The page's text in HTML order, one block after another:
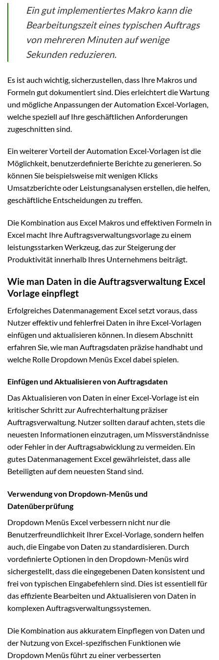
Ein gut implementiertes Makro kann die
Bearbeitungszeit eines typischen Auftrags
von mehreren Minuten auf wenige
Sekunden reduzieren.
Es ist auch wichtig, sicherzustellen, dass Ihre Makros und
Formeln gut dokumentiert sind. Dies erleichtert die Wartung
und mögliche Anpassungen der Automation Excel-Vorlagen,
welche speziell auf Ihre geschäftlichen Anforderungen
zugeschnitten sind.
Ein weiterer Vorteil der Automation Excel-Vorlagen ist die
Möglichkeit, benutzerdefinierte Berichte zu generieren. So
können Sie beispielsweise mit wenigen Klicks
Umsatzberichte oder Leistungsanalysen erstellen, die helfen,
geschäftliche Entscheidungen zu treffen.
Die Kombination aus Excel Makros und effektiven Formeln in
Excel macht Ihre Auftragsverwaltungsvorlage zu einem
leistungsstarken Werkzeug, das zur Steigerung der
Produktivität innerhalb Ihres Unternehmens beiträgt.
Wie man Daten in die Auftragsverwaltung Excel
Vorlage einpflegt
Erfolgreiches Datenmanagement Excel setzt voraus, dass
Nutzer effektiv und fehlerfrei Daten in ihre Excel-Vorlagen
einfügen und aktualisieren können. In diesem Abschnitt
erfahren Sie, wie man Auftragsdaten präzise handhabt und
welche Rolle Dropdown Menüs Excel dabei spielen.
Einfügen und Aktualisieren von Auftragsdaten
Das Aktualisieren von Daten in einer Excel-Vorlage ist ein
kritischer Schritt zur Aufrechterhaltung präziser
Auftragsverwaltung. Nutzer sollten darauf achten, stets die
neuesten Informationen einzutragen, um Missverständnisse
oder Fehler in der Auftragsabwicklung zu vermeiden. Ein
gutes Datenmanagement Excel gewährleistet, dass alle
Beteiligten auf dem neuesten Stand sind.
Verwendung von Dropdown-Menüs und
Datenüberprüfung
Dropdown Menüs Excel verbessern nicht nur die
Benutzerfreundlichkeit Ihrer Excel-Vorlage, sondern helfen
auch, die Eingabe von Daten zu standardisieren. Durch
vordefinierte Optionen in den Dropdown-Menüs wird
sichergestellt, dass die eingegebenen Daten konsistent und
frei von typischen Eingabefehlern sind. Dies ist essentiell für
das effiziente Bearbeiten und Aktualisieren von Daten in
komplexen Auftragsverwaltungssystemen.
Die Kombination aus akkuratem Einpflegen von Daten und
der Nutzung von Excel-spezifischen Funktionen wie
Dropdown Menüs führt zu einer verbesserten